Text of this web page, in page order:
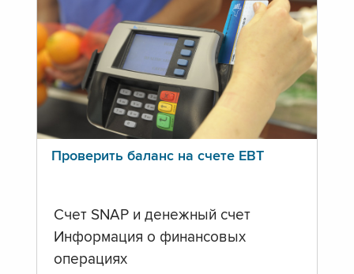
Проверить баланс на счете ЕВТ
Счет SNAP и денежный счет
Информация о финансовых
операциях